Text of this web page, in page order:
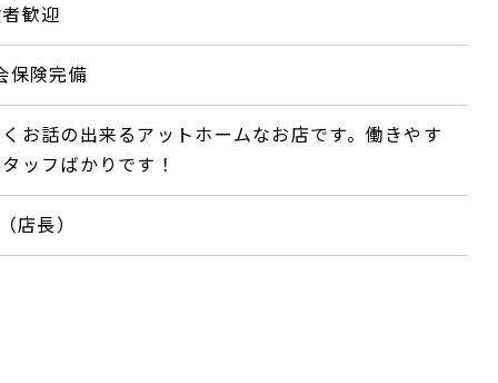
歓迎
保険完備
お話の出来るアットホームなお店です。働きやす
ッフばかりです！
（店長）